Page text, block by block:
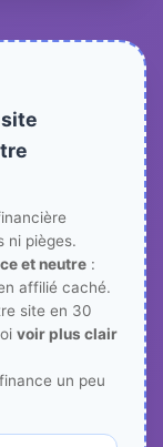
ni pièges.
et neutre :
affilié caché.
site en 30
voir plus clair
un peu